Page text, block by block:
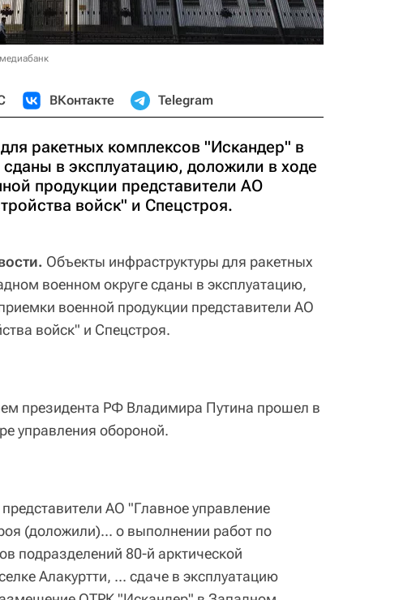
ВКонтакте Telegram
ракетных комплексов "Искандер" в
в эксплуатацию, доложили в ходе
продукции представители АО
войск" и Спецстроя.
Объекты инфраструктуры для ракетных
военном округе сданы в эксплуатацию,
военной продукции представители АО
войск" и Спецстроя.
президента РФ Владимира Путина прошел в
управления обороной.
АО "Главное управление
(доложили)... о выполнении работ по
подразделений 80-й арктической
Алакуртти, ... сдаче в эксплуатацию